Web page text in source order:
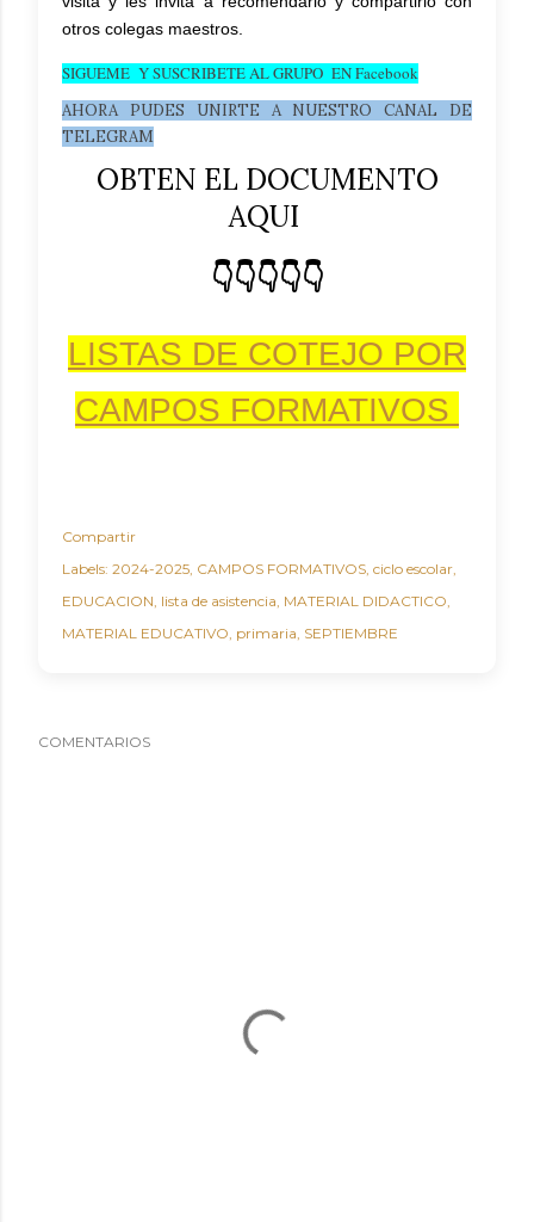
otros colegas maestros.
SIGUEME Y SUSCRIBETE AL GRUPO EN Facebook
AHORA PUDES UNIRTE A NUESTRO CANAL DE
TELEGRAM
OBTEN EL DOCUMENTO
AQUI
👇👇👇👇👇
LISTAS DE COTEJO POR
CAMPOS FORMATIVOS
Compartir
Labels: 2024-2025 CAMPOS FORMATIVOS ciclo escolar
EDUCACION lista de asistencia MATERIAL DIDACTICO
MATERIAL EDUCATIVO primaria SEPTIEMBRE
COMENTARIOS